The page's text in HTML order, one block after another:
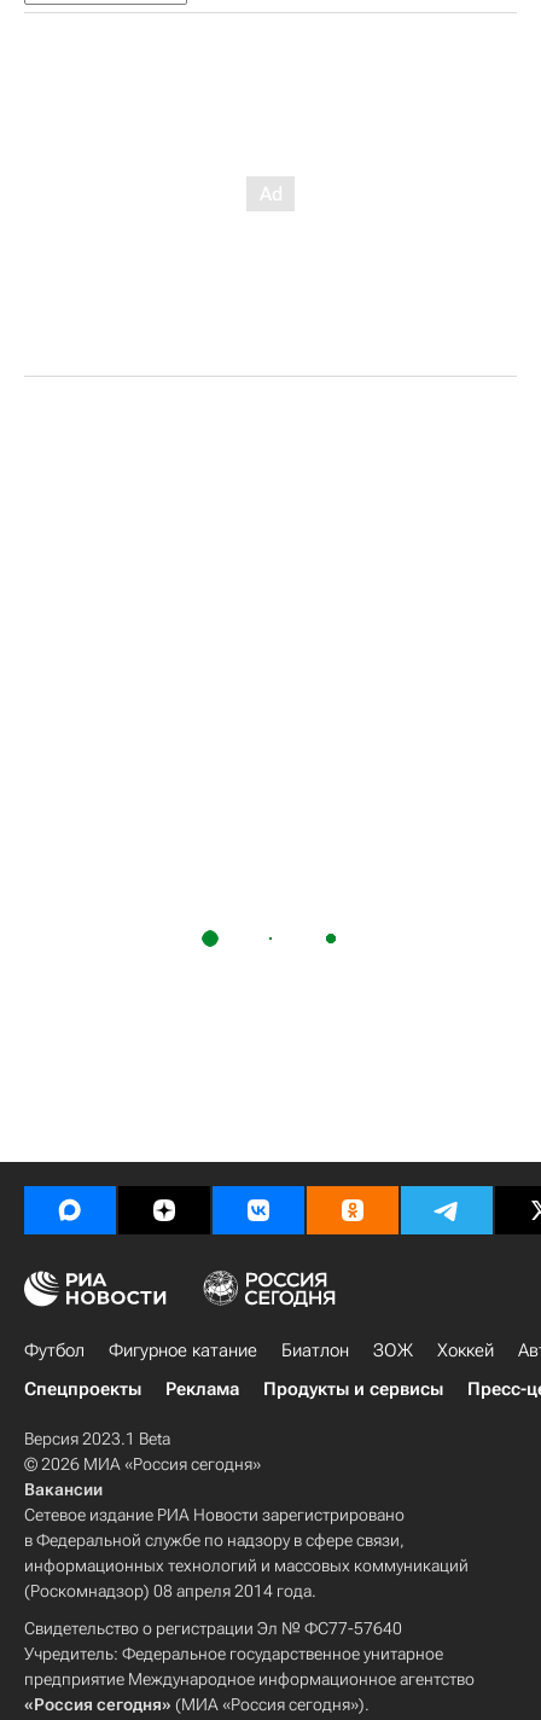
Футбол Фигурное катание Биатлон ЗОЖ Хоккей
Спецпроекты
Реклама Продукты и сервисы Пресс-
Версия 2023.1 Beta
© 2026 МИА «Россия сегодня»
Вакансии
Сетевое издание РИА Новости зарегистрировано
в Федеральной службе по надзору в сфере связи,
информационных технологий и массовых коммуникаций
(Роскомнадзор) 08 апреля 2014 года.
Свидетельство о регистрации Эл № ФС77-57640
Учредитель: Федеральное государственное унитарное
предприятие Международное информационное агентство
«Россия сегодня» (МИА «Россия сегодня»).